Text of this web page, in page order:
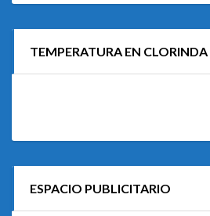
TEMPERATURA EN CLORINDA
ESPACIO PUBLICITARIO